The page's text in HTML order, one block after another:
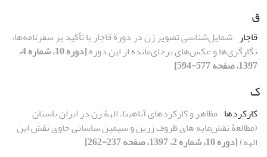
ق
قاجار شمایل‌شناسی تصویر زن در دورة قاجار با تأکید بر سفرنامه‌ها،
نگارگری‌ها و عکس‌های برجای‌مانده از این دوره
[دوره 10، شماره 4،
1397، صفحه 577-594]
ک
کارکردها مظاهر و کارکردهای آناهیتا، الهۀ زن در ایران باستان
(مطالعۀ نقش‌مایه‏ های ظروف زرین و سیمین ساسانی حاوی نقش این
الهه)[دوره 10، شماره 2، 1397، صفحه 237-262]